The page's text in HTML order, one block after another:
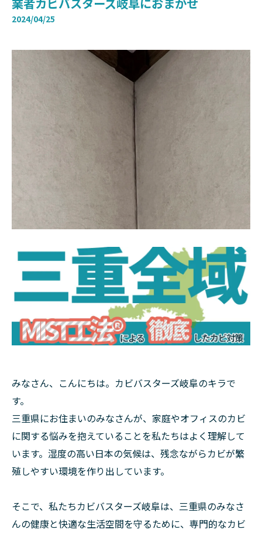
2024/04/25
みなさん、こんにちは。カビバスターズ岐阜のキラで
す。
三重県にお住まいのみなさんが、家庭やオフィスのカビ
に関する悩みを抱えていることを私たちはよく理解して
います。湿度の高い日本の気候は、残念ながらカビが繁
殖しやすい環境を作り出しています。
そこで、私たちカビバスターズ岐阜は、三重県のみなさ
んの健康と快適な生活空間を守るために、専門的なカビ